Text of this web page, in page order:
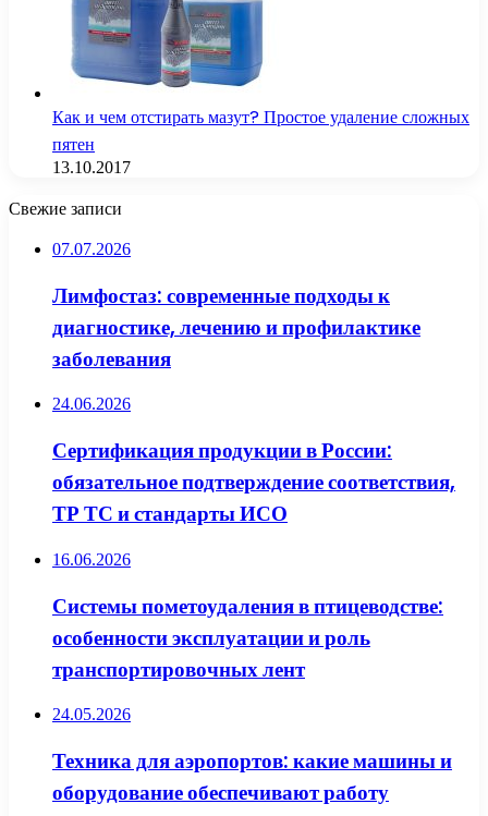
Как и чем отстирать мазут? Простое удаление сложных
пятен
13.10.2017
Свежие записи
07.07.2026
Лимфостаз: современные подходы к
диагностике, лечению и профилактике
заболевания
24.06.2026
Сертификация продукции в России:
обязательное подтверждение соответствия,
ТР ТС и стандарты ИСО
16.06.2026
Системы пометоудаления в птицеводстве:
особенности эксплуатации и роль
транспортировочных лент
24.05.2026
Техника для аэропортов: какие машины и
оборудование обеспечивают работу